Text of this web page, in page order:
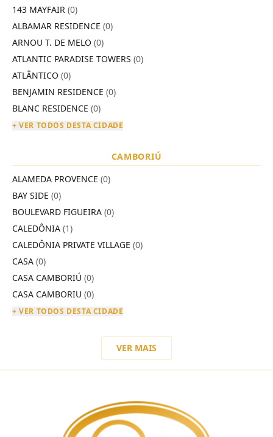
143 MAYFAIR (0)
ALBAMAR RESIDENCE (0)
ARNOU T. DE MELO (0)
ATLANTIC PARADISE TOWERS (0)
ATLÂNTICO (0)
BENJAMIN RESIDENCE (0)
BLANC RESIDENCE (0)
+ VER TODOS DESTA CIDADE
CAMBORIÚ
ALAMEDA PROVENCE (0)
BAY SIDE (0)
BOULEVARD FIGUEIRA (0)
CALEDÔNIA (1)
CALEDÔNIA PRIVATE VILLAGE (0)
CASA (0)
CASA CAMBORIÚ (0)
CASA CAMBORIU (0)
+ VER TODOS DESTA CIDADE
VER MAIS